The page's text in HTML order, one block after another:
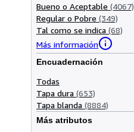
Bueno o Aceptable (4067)
Regular o Pobre (349)
Tal como se indica (68)
Más información
Encuadernación
Todas
Tapa dura (653)
Tapa blanda (8884)
Más atributos